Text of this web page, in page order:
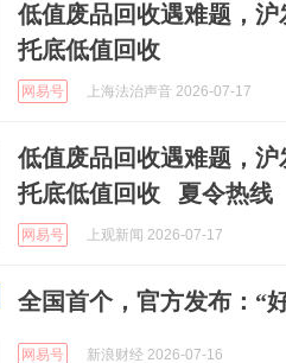
低值废品回收遇难题，
托底低值回收
网易号 上海法治声音 2026-07-17
低值废品回收遇难题，
托底低值回收 夏令热线
网易号 上观新闻 2026-07-17
全国首个，官方发布：“
网易号 新浪财经 2026-07-16